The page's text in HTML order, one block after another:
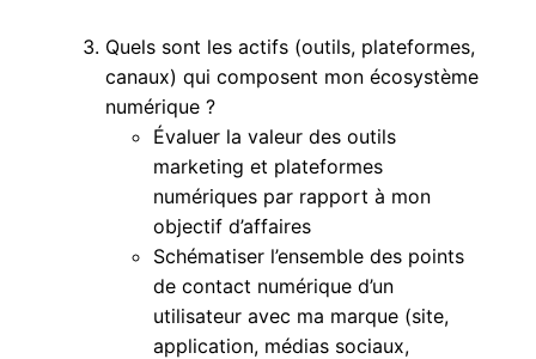
Quels sont les actifs (outils, plateformes,
canaux) qui composent mon écosystème
numérique ?
Évaluer la valeur des outils
marketing et plateformes
numériques par rapport à mon
objectif d’affaires
Schématiser l’ensemble des points
de contact numérique d’un
utilisateur avec ma marque (site,
application, médias sociaux,